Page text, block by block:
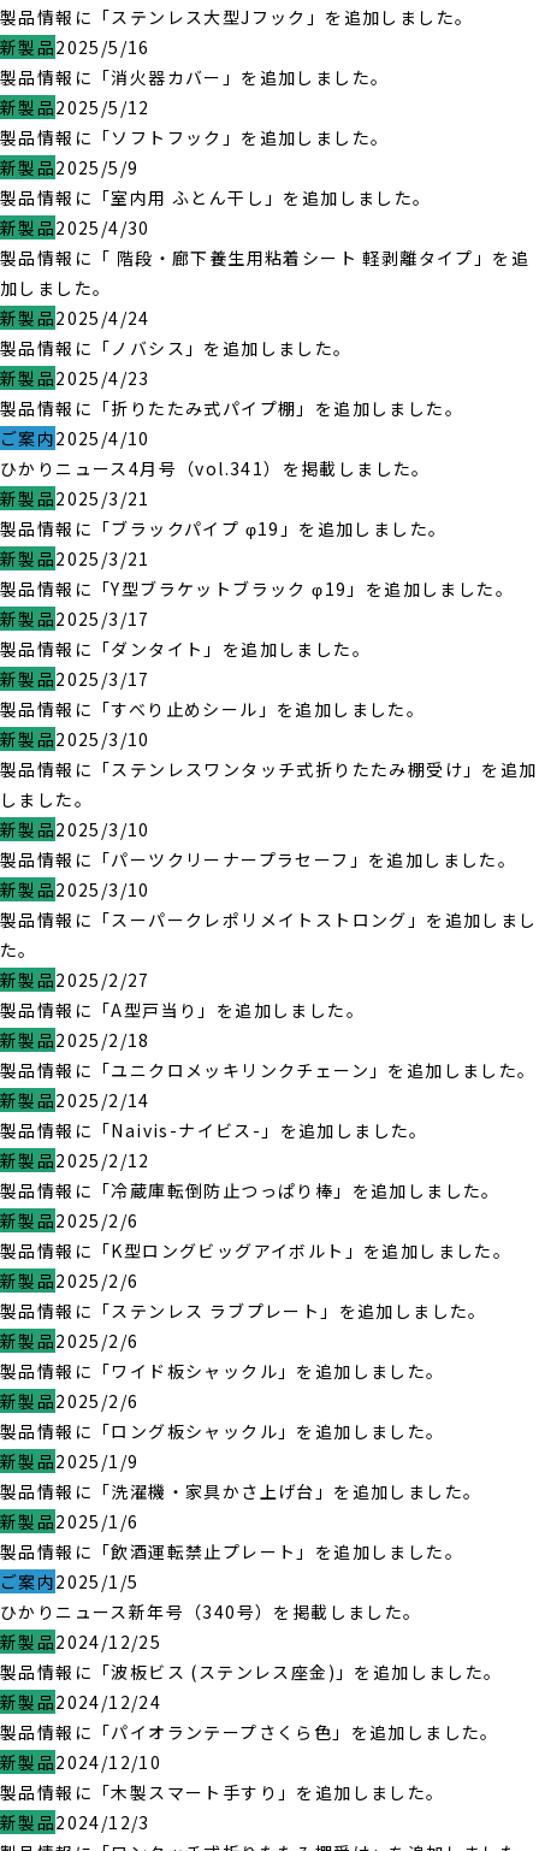
製品情報に「ステンレス大型Jフック」を追加しました。
新製品2025/5/16
製品情報に「消火器カバー」を追加しました。
新製品2025/5/12
製品情報に「ソフトフック」を追加しました。
新製品2025/5/9
製品情報に「室内用 ふとん干し」を追加しました。
新製品2025/4/30
製品情報に「 階段・廊下養生用粘着シート 軽剥離タイプ」を追
加しました。
新製品2025/4/24
製品情報に「ノバシス」を追加しました。
新製品2025/4/23
製品情報に「折りたたみ式パイプ棚」を追加しました。
ご案内2025/4/10
ひかりニュース4月号（vol.341）を掲載しました。
新製品2025/3/21
製品情報に「ブラックパイプ φ19」を追加しました。
新製品2025/3/21
製品情報に「Y型ブラケットブラック φ19」を追加しました。
新製品2025/3/17
製品情報に「ダンタイト」を追加しました。
新製品2025/3/17
製品情報に「すべり止めシール」を追加しました。
新製品2025/3/10
製品情報に「ステンレスワンタッチ式折りたたみ棚受け」を追加
しました。
新製品2025/3/10
製品情報に「パーツクリーナープラセーフ」を追加しました。
新製品2025/3/10
製品情報に「スーパークレポリメイトストロング」を追加しまし
た。
新製品2025/2/27
製品情報に「A型戸当り」を追加しました。
新製品2025/2/18
製品情報に「ユニクロメッキリンクチェーン」を追加しました。
新製品2025/2/14
製品情報に「Naivis-ナイビス-」を追加しました。
新製品2025/2/12
製品情報に「冷蔵庫転倒防止つっぱり棒」を追加しました。
新製品2025/2/6
製品情報に「K型ロングビッグアイボルト」を追加しました。
新製品2025/2/6
製品情報に「ステンレス ラブプレート」を追加しました。
新製品2025/2/6
製品情報に「ワイド板シャックル」を追加しました。
新製品2025/2/6
製品情報に「ロング板シャックル」を追加しました。
新製品2025/1/9
製品情報に「洗濯機・家具かさ上げ台」を追加しました。
新製品2025/1/6
製品情報に「飲酒運転禁止プレート」を追加しました。
ご案内2025/1/5
ひかりニュース新年号（340号）を掲載しました。
新製品2024/12/25
製品情報に「波板ビス (ステンレス座金)」を追加しました。
新製品2024/12/24
製品情報に「パイオランテープさくら色」を追加しました。
新製品2024/12/10
製品情報に「木製スマート手すり」を追加しました。
新製品2024/12/3